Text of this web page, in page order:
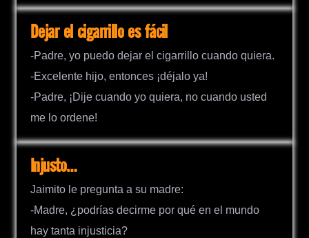
Dejar el cigarrillo es fácil
-Padre, yo puedo dejar el cigarrillo cuando quiera.
-Excelente hijo, entonces ¡déjalo ya!
-Padre, ¡Dije cuando yo quiera, no cuando usted
me lo ordene!
Injusto…
Jaimito le pregunta a su madre:
-Madre, ¿podrías decirme por qué en el mundo
hay tanta injusticia?